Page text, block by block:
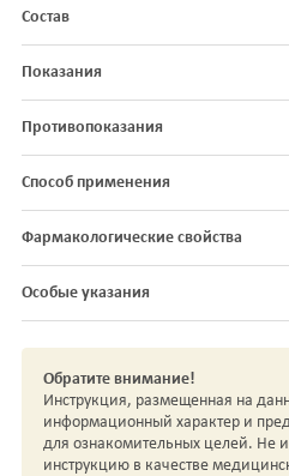
Состав
Показания
Противопоказания
Способ применения
Фармакологические свойства
Особые указания
Обратите внимание!
Инструкция, размещенная на
информационный характер и
для ознакомительных целей. Не
инструкцию в качестве